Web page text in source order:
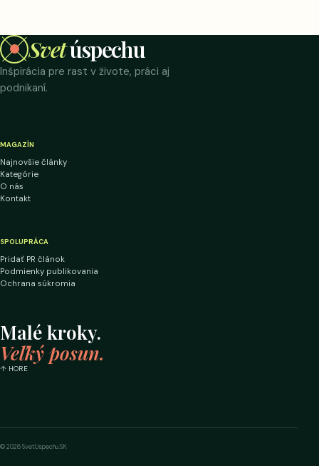
Svetúspechu
Inšpirácia pre rast v živote, práci aj
podnikaní.
MAGAZÍN
Najnovšie články
Kategórie
O nás
Kontakt
SPOLUPRÁCA
Pridať PR článok
Podmienky publikovania
Ochrana súkromia
Malé kroky.
Veľký posun.
↑ HORE
© 2026 SvetUspechu.SK